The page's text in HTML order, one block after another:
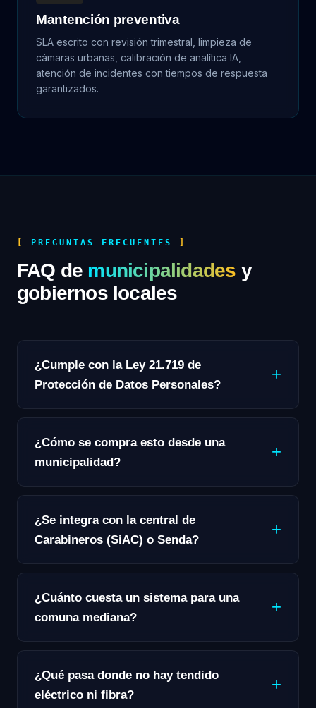
Mantención preventiva
SLA escrito con revisión trimestral, limpieza de
cámaras urbanas, calibración de analítica IA,
atención de incidentes con tiempos de respuesta
garantizados.
PREGUNTAS FRECUENTES
FAQ de municipalidades y
gobiernos locales
¿Cumple con la Ley 21.719 de
Protección de Datos Personales?
¿Cómo se compra esto desde una
municipalidad?
¿Se integra con la central de
Carabineros (SiAC) o Senda?
¿Cuánto cuesta un sistema para una
comuna mediana?
¿Qué pasa donde no hay tendido
eléctrico ni fibra?